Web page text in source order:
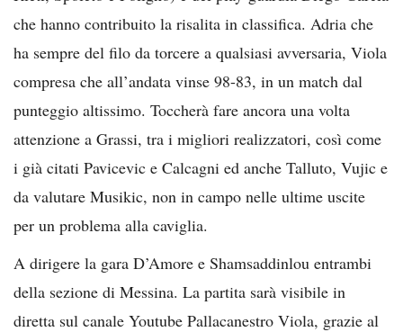
che hanno contribuito la risalita in classifica. Adria che
ha sempre del filo da torcere a qualsiasi avversaria, Viola
compresa che all’andata vinse 98-83, in un match dal
punteggio altissimo. Toccherà fare ancora una volta
attenzione a Grassi, tra i migliori realizzatori, così come
i già citati Pavicevic e Calcagni ed anche Talluto, Vujic e
da valutare Musikic, non in campo nelle ultime uscite
per un problema alla caviglia.
A dirigere la gara D’Amore e Shamsaddinlou entrambi
della sezione di Messina. La partita sarà visibile in
diretta sul canale Youtube Pallacanestro Viola, grazie al